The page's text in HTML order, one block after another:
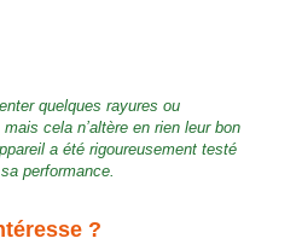
quelques rayures ou
cela n’altère en rien leur bon
a été rigoureusement testé
performance.
?